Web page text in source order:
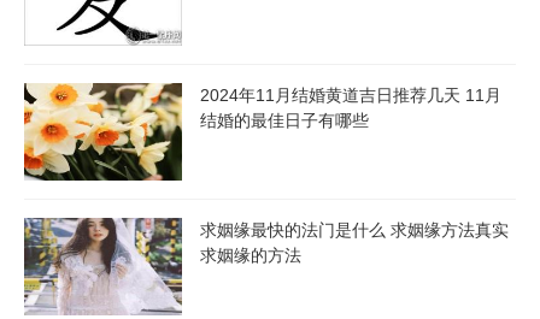
2024年11月结婚黄道吉日推荐几天 11月
结婚的最佳日子有哪些
求姻缘最快的法门是什么 求姻缘方法真实
求姻缘的方法